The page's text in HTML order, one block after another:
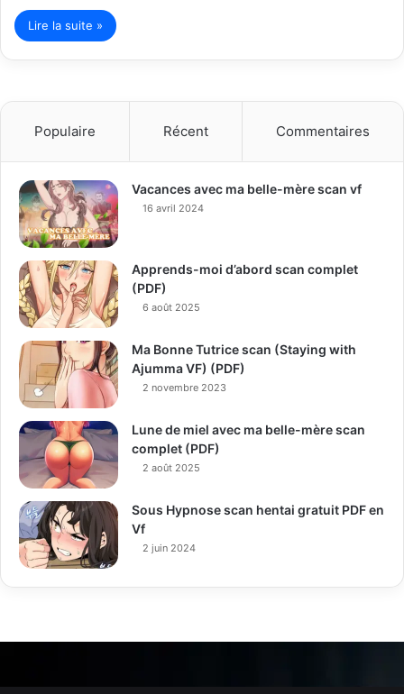
Lire la suite »
Populaire Récent Commentaires
Vacances avec ma belle-mère scan vf
16 avril 2024
Apprends-moi d’abord scan complet
(PDF)
6 août 2025
Ma Bonne Tutrice scan (Staying with
Ajumma VF) (PDF)
2 novembre 2023
Lune de miel avec ma belle-mère scan
complet (PDF)
2 août 2025
Sous Hypnose scan hentai gratuit PDF en
Vf
2 juin 2024